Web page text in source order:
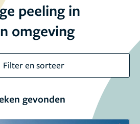
peeling in
omgeving
Filter en sorteer
gevonden